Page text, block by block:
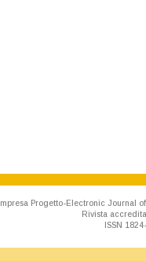
Impresa Progetto-Electronic Journal
Rivista
ISSN